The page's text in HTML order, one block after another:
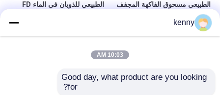
الطبيعي للذوبان في الماء FD
الطبيعي مسحوق الفاكهة المجفف
بالتجميد النقي لا المضافة لمنتجات
الألبانkenny
10:03 AM
Good day, what product are you looking
for?